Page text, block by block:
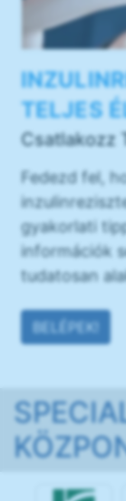
TELJES
Csatlakozz
Fedezd fel,
gyakorlati
információk
tudatosan
BELÉPEK!